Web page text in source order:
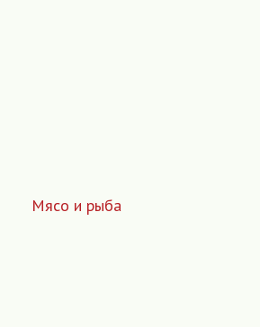
Мясо и рыба